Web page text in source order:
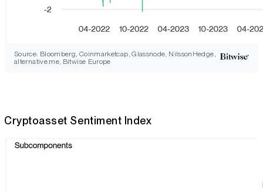
Source: Bloomberg, Coinmarketcap, Glassnode, NilssonHedge,
alternative.me, Bitwise Europe
Cryptoasset Sentiment Index